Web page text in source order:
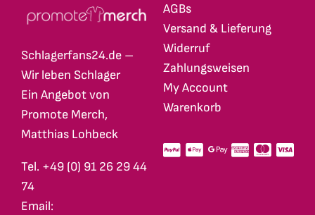
Schlagerfans24.de –
Wir leben Schlager
Ein Angebot von
Promote Merch,
Matthias Lohbeck
Tel. +49 (0) 91 26 29 44
74
Email:
AGBs
Versand & Lieferung
Widerruf
Zahlungsweisen
My Account
Warenkorb